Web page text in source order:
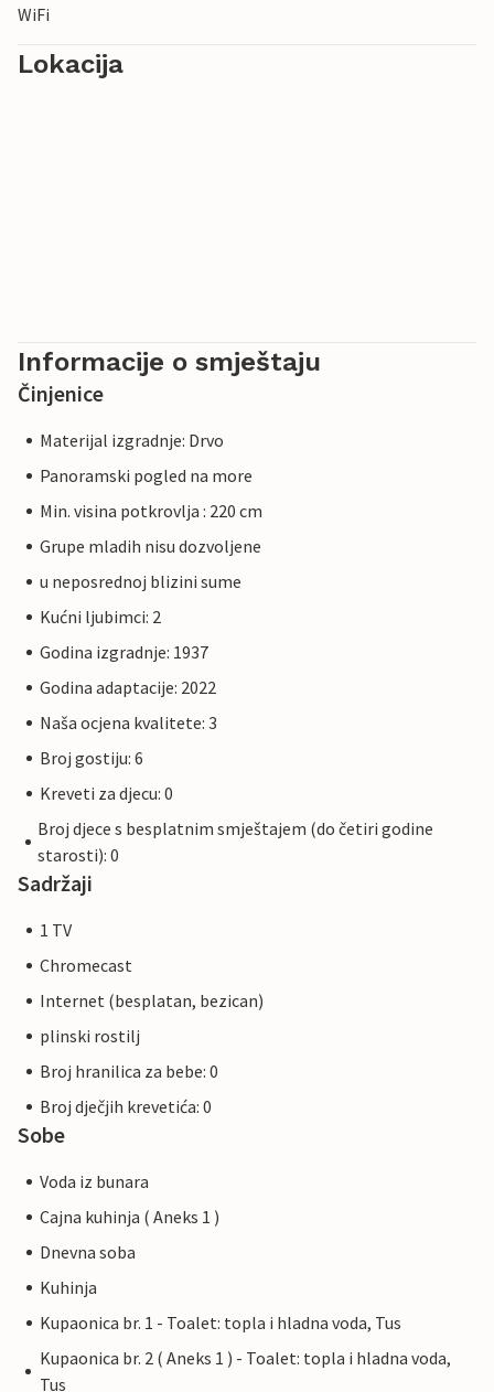
WiFi
Lokacija
Informacije o smještaju
Činjenice
Materijal izgradnje: Drvo
Panoramski pogled na more
Min. visina potkrovlja : 220 cm
Grupe mladih nisu dozvoljene
u neposrednoj blizini sume
Kućni ljubimci: 2
Godina izgradnje: 1937
Godina adaptacije: 2022
Naša ocjena kvalitete: 3
Broj gostiju: 6
Kreveti za djecu: 0
Broj djece s besplatnim smještajem (do četiri godine
starosti): 0
Sadržaji
1 TV
Chromecast
Internet (besplatan, bezican)
plinski rostilj
Broj hranilica za bebe: 0
Broj dječjih krevetića: 0
Sobe
Voda iz bunara
Cajna kuhinja ( Aneks 1 )
Dnevna soba
Kuhinja
Kupaonica br. 1 - Toalet: topla i hladna voda, Tus
Kupaonica br. 2 ( Aneks 1 ) - Toalet: topla i hladna voda,
Tus